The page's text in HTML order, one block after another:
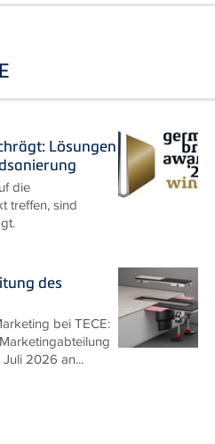
Lösungen
die
treffen, sind
des
bei TECE:
Juli 2026 an...